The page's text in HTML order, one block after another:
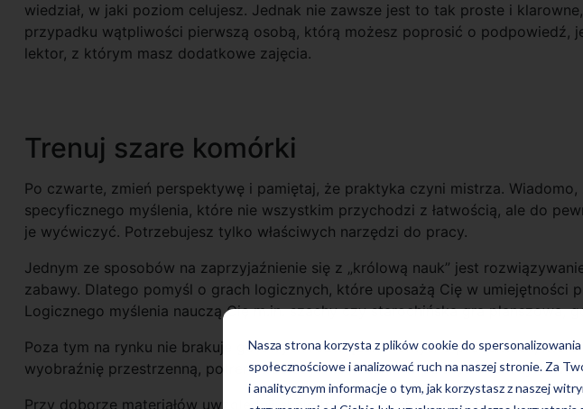
Nasza strona korzysta z plików cookie do
społecznościowe i analizować ruch na naszej stronie. Za
i analitycznym informacje o tym, jak korzystasz z naszej
wiedział, w jaki poziom celujesz. Jednak nie zawsze jest to tak proste i
przypadku wątpliwości pierwszą osobą, którą możesz poprosić o podpowiedź,
lektor, z którym masz dodatkowe zajęcia.
Trenuj szare komórki
Po czwarte, zmień perspektywę i pamiętaj, że praktyka czyni mistrza.
specyficznego myślenia, które nie wszystkim przychodzi z łatwością, ale do
je wyćwiczyć. Potrzebujesz tylko właściwych narzędzi do pracy.
Jednym ze sposobów na zaprzyjaźnienie się z „królową nauk” jest
zabawy. Dlatego pomyśl o grach logicznych, które uposażą Cię w umiejętności
Logicznego myślenia nauczą Cię m.in. szachy czy starochińska gra planszowa,
Poza tym na rynku nie brakuje gotowych rozwiązań. Pomyśl o produktach,
wyobraźnię przestrzenną, potrenować szybkie liczenie w pamięci i
Przy doborze materiałów uwzględnij skalę trudności, także z myślą o maturze.